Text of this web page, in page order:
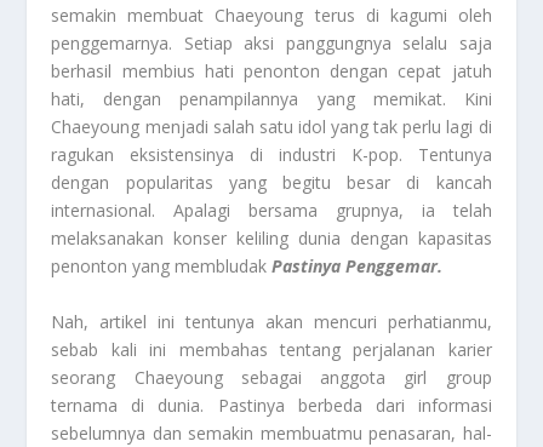
semakin membuat Chaeyoung terus di kagumi oleh
penggemarnya. Setiap aksi panggungnya selalu saja
berhasil membius hati penonton dengan cepat jatuh
hati, dengan penampilannya yang memikat. Kini
Chaeyoung menjadi salah satu idol yang tak perlu lagi di
ragukan eksistensinya di industri K-pop. Tentunya
dengan popularitas yang begitu besar di kancah
internasional. Apalagi bersama grupnya, ia telah
melaksanakan konser keliling dunia dengan kapasitas
penonton yang membludakPastinya Penggemar.
Nah, artikel ini tentunya akan mencuri perhatianmu,
sebab kali ini membahas tentang perjalanan karier
seorang Chaeyoung sebagai anggota girl group
ternama di dunia. Pastinya berbeda dari informasi
sebelumnya dan semakin membuatmu penasaran, hal-